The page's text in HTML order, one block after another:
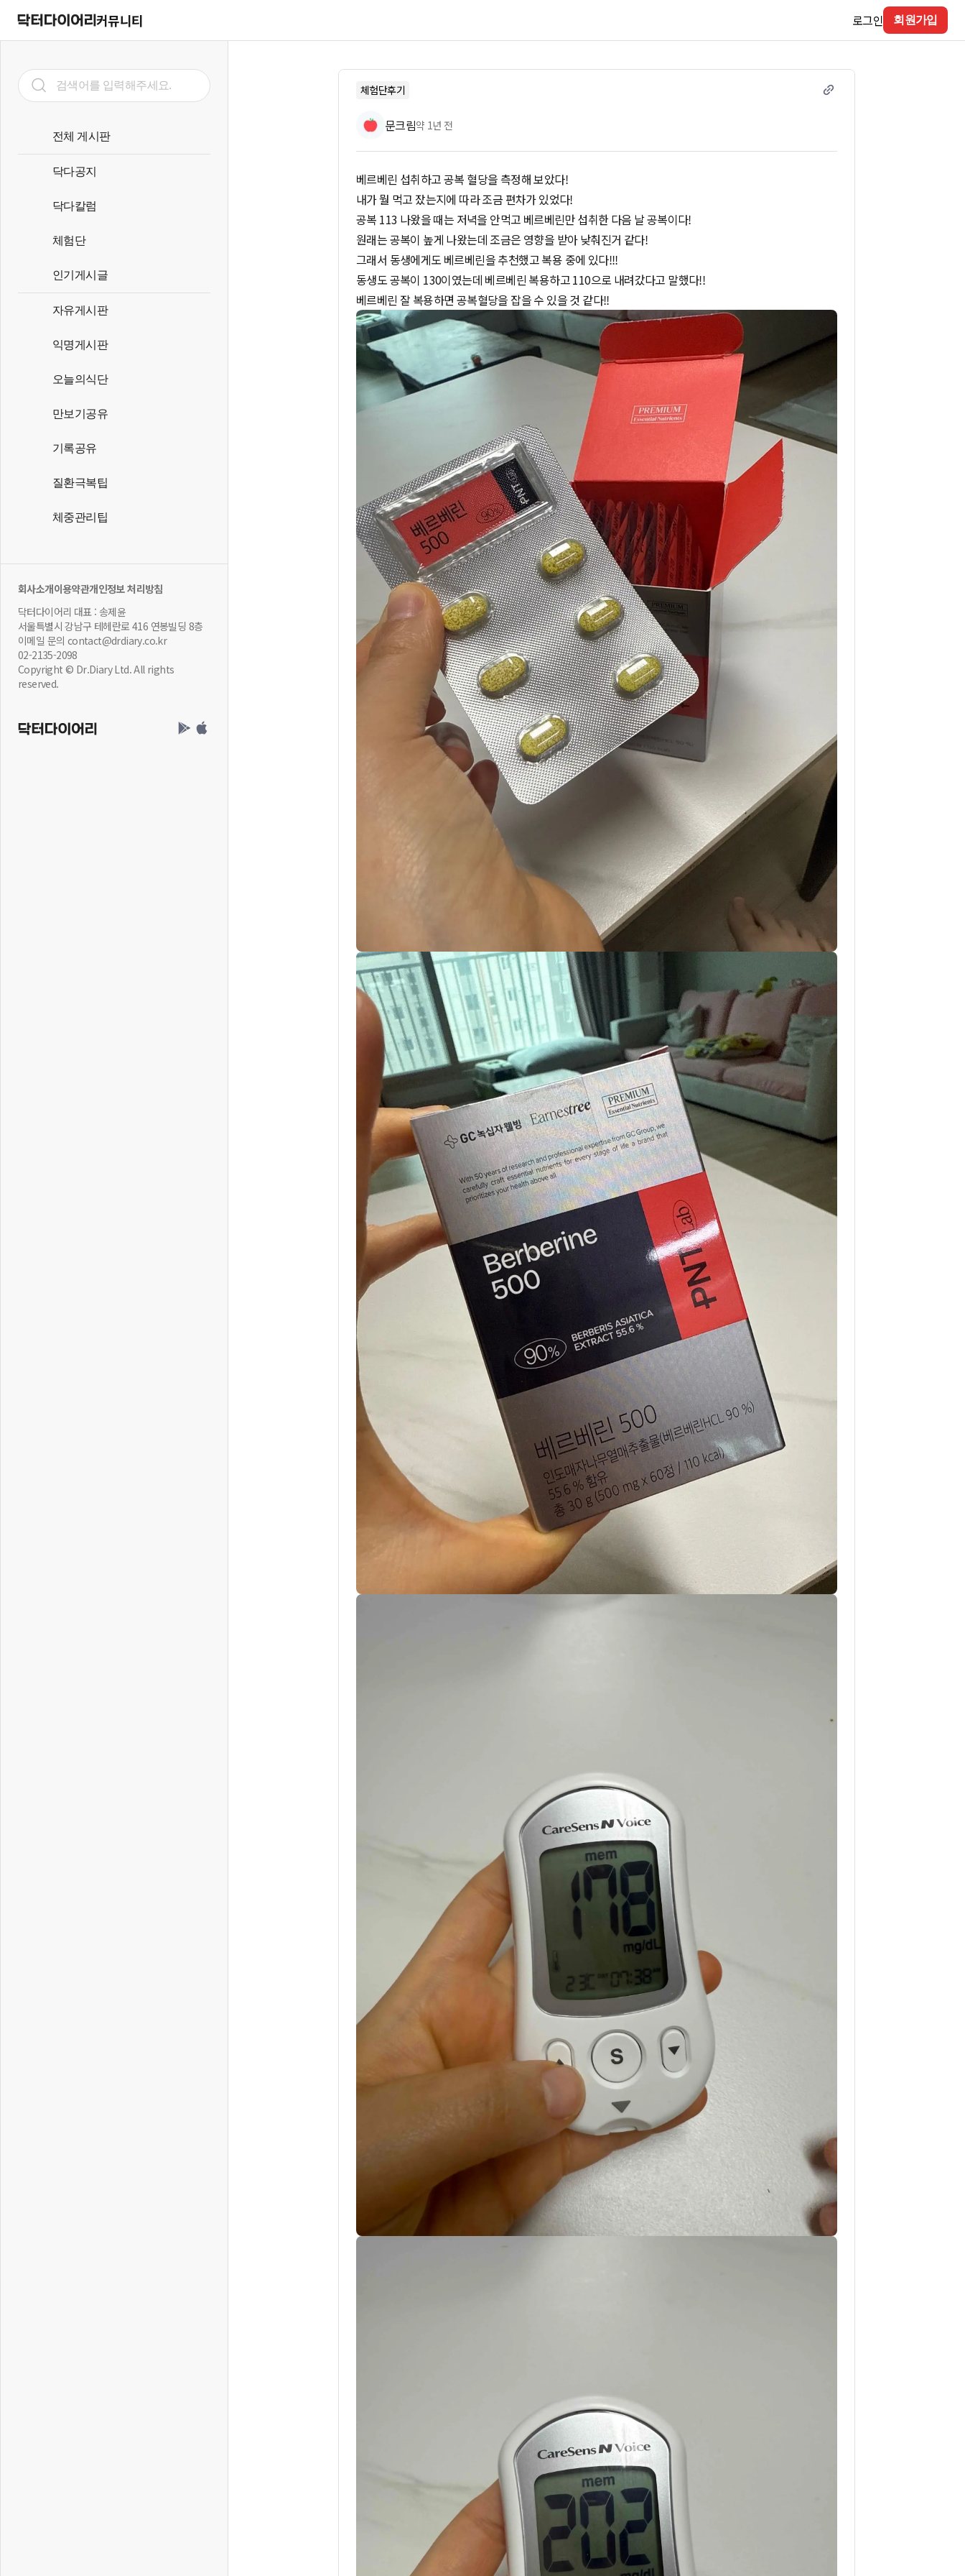
커뮤니티 로그인 회원가입
전체 게시판
닥다공지
닥다칼럼
체험단
인기게시글
자유게시판
익명게시판
오늘의식단
만보기공유
기록공유
질환극복팁
체중관리팁
회사소개이용약관개인정보 처리방침
닥터다이어리 대표 : 송제윤
서울특별시 강남구 테헤란로 416 연봉빌딩 8층
이메일 문의 contact@drdiary.co.kr
02-2135-2098
Copyright © Dr.Diary Ltd. All rights
reserved.
체험단후기
문크림약 1년 전
베르베린 섭취하고 공복 혈당을 측정해 보았다!
내가 뭘 먹고 잤는지에 따라 조금 편차가 있었다!
공복 113 나왔을 때는 저녁을 안먹고 베르베린만 섭취한 다음 날 공복이다!
원래는 공복이 높게 나왔는데 조금은 영향을 받아 낮춰진거 같다!
그래서 동생에게도 베르베린을 추천했고 복용 중에 있다!!!
동생도 공복이 130이였는데 베르베린 복용하고 110으로 내려갔다고 말했다!!
베르베린 잘 복용하면 공복혈당을 잡을 수 있을 것 같다!!